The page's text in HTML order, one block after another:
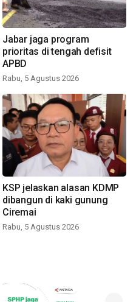
Jabar jaga program
prioritas di tengah defisit
APBD
Rabu, 5 Agustus 2026
KSP jelaskan alasan KDMP
dibangun di kaki gunung
Ciremai
Rabu, 5 Agustus 2026